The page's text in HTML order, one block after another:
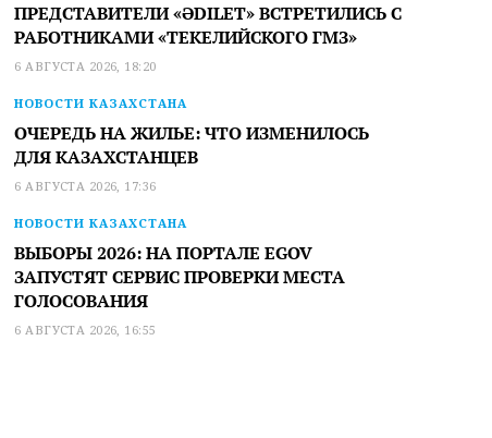
ПРЕДСТАВИТЕЛИ «ӘDILET» ВСТРЕТИЛИСЬ С
РАБОТНИКАМИ «ТЕКЕЛИЙСКОГО ГМЗ»
6 АВГУСТА 2026, 18:20
НОВОСТИ КАЗАХСТАНА
ОЧЕРЕДЬ НА ЖИЛЬЕ: ЧТО ИЗМЕНИЛОСЬ
ДЛЯ КАЗАХСТАНЦЕВ
6 АВГУСТА 2026, 17:36
НОВОСТИ КАЗАХСТАНА
ВЫБОРЫ 2026: НА ПОРТАЛЕ EGOV
ЗАПУСТЯТ СЕРВИС ПРОВЕРКИ МЕСТА
ГОЛОСОВАНИЯ
6 АВГУСТА 2026, 16:55